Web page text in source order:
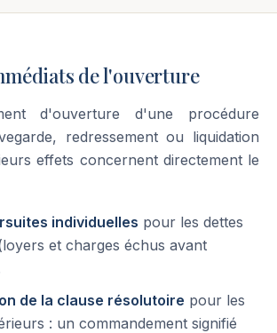
de l'ouverture
d'ouverture d'une procédure
redressement ou liquidation
effets concernent directement le
individuelles pour les dettes
et charges échus avant
de la clause résolutoire pour les
: un commandement signifié